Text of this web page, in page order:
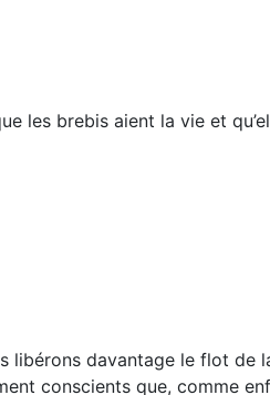
les brebis aient la vie et
libérons davantage le flot de
conscients que, comme